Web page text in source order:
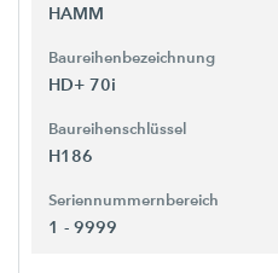
HAMM
Baureihenbezeichnung
HD+ 70i
Baureihenschlüssel
H186
Seriennummernbereich
1 - 9999